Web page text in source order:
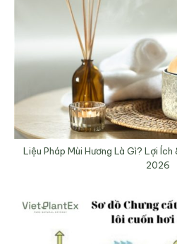
Liệu Pháp Mùi Hương Là Gì? Lợi Ích
2026